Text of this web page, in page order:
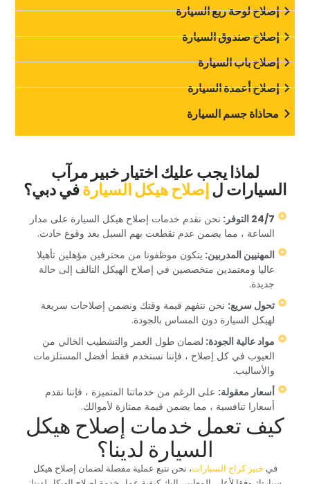
‏إصلاح لوحة ربع السيارة‏
‏إصلاح صندوق السيارة‏
‏إصلاح باب السيارة‏
‏إصلاح أعمدة السيارة‏
‏محاذاة جسم السيارة‏
‏لماذا يجب عليك اختيار خبير مرآب
السيارات ل‏‏إصلاح هيكل السيارة‏‏في دبي؟‏
‏نحن نقدم خدمات إصلاح هيكل السيارة على مدار
الساعة ، مما يضمن عدم تقطعت بهم السبل بعد وقوع حادث.‏
‏المهنيين المدربين: ‏ ‏يتكون موظفونا من محترفين مؤهلين تأهيلا
عاليا ومعتمدين متخصصين في إصلاح الهيكل التالف إلى حالة
جديدة.‏
‏تحول سريع:‏ ‏ نحن نتفهم قيمة وقتك ونضمن إصلاحات سريعة
لهيكل السيارة دون المساس بالجودة.‏
‏مواد عالية الجودة: ‏ ‏لضمان طول العمر والتشطيب الخالي من
العيوب في كل إصلاح ، فإننا نستخدم فقط أفضل المستلزمات
والأساليب.‏
‏أسعار معقولة:‏ ‏ على الرغم من خدماتنا المتميزة ، فإننا نقدم
أسعارا تنافسية ، مما يضمن قيمة ممتازة لأموالك.‏
‏كيف تعمل خدمات إصلاح هيكل
السيارة لدينا؟‏
‏في‏ ‏خبير كراج السيارات‏‏، نحن نتبع عملية مفصلة لضمان إصلاح هيكل